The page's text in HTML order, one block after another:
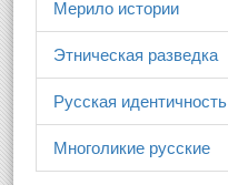
Мерило истории
Этническая разведка
Русская идентичность
Многоликие русские